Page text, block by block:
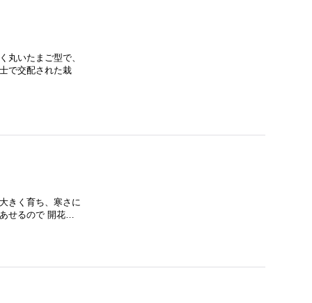
丸いたまご型で、
で交配された栽
きく育ち、寒さに
せるので 開花…